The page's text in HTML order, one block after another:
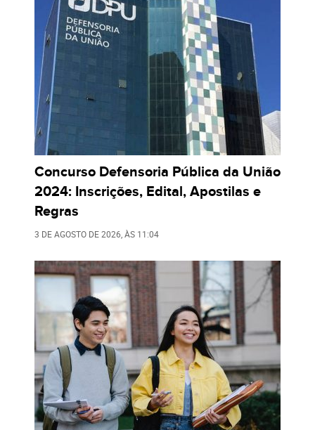
Concurso Defensoria Pública da União
2024: Inscrições, Edital, Apostilas e
Regras
3 DE AGOSTO DE 2026, ÀS 11:04